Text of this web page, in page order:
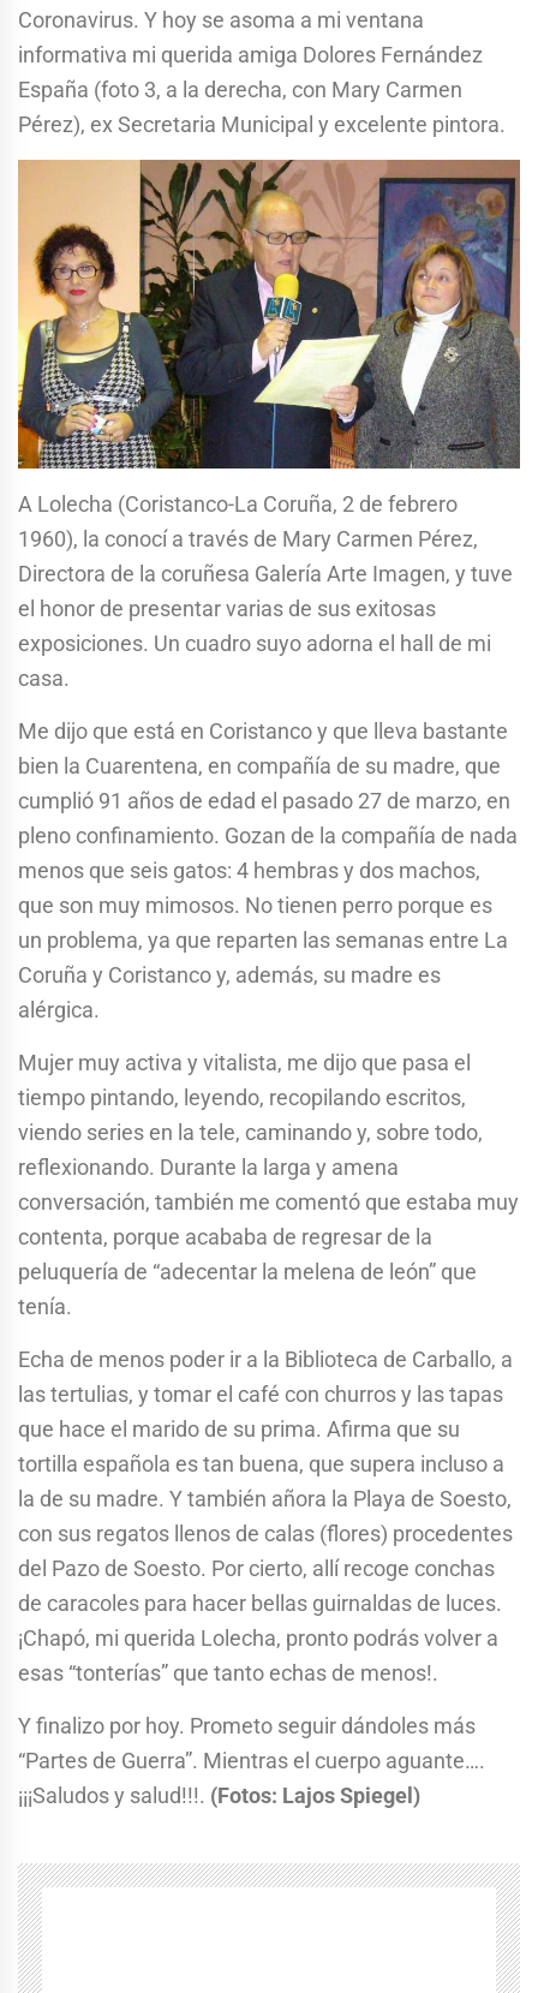
Coronavirus. Y hoy se asoma a mi ventana
informativa mi querida amiga Dolores Fernández
España (foto 3, a la derecha, con Mary Carmen
Pérez), ex Secretaria Municipal y excelente pintora.
A Lolecha (Coristanco-La Coruña, 2 de febrero
1960), la conocí a través de Mary Carmen Pérez,
Directora de la coruñesa Galería Arte Imagen, y tuve
el honor de presentar varias de sus exitosas
exposiciones. Un cuadro suyo adorna el hall de mi
casa.
Me dijo que está en Coristanco y que lleva bastante
bien la Cuarentena, en compañía de su madre, que
cumplió 91 años de edad el pasado 27 de marzo, en
pleno confinamiento. Gozan de la compañía de nada
menos que seis gatos: 4 hembras y dos machos,
que son muy mimosos. No tienen perro porque es
un problema, ya que reparten las semanas entre La
Coruña y Coristanco y, además, su madre es
alérgica.
Mujer muy activa y vitalista, me dijo que pasa el
tiempo pintando, leyendo, recopilando escritos,
viendo series en la tele, caminando y, sobre todo,
reflexionando. Durante la larga y amena
conversación, también me comentó que estaba muy
contenta, porque acababa de regresar de la
peluquería de “adecentar la melena de león” que
tenía.
Echa de menos poder ir a la Biblioteca de Carballo, a
las tertulias, y tomar el café con churros y las tapas
que hace el marido de su prima. Afirma que su
tortilla española es tan buena, que supera incluso a
la de su madre. Y también añora la Playa de Soesto,
con sus regatos llenos de calas (flores) procedentes
del Pazo de Soesto. Por cierto, allí recoge conchas
de caracoles para hacer bellas guirnaldas de luces.
¡Chapó, mi querida Lolecha, pronto podrás volver a
esas “tonterías” que tanto echas de menos!.
Y finalizo por hoy. Prometo seguir dándoles más
“Partes de Guerra”. Mientras el cuerpo aguante….
¡¡¡Saludos y salud!!!. (Fotos: Lajos Spiegel)